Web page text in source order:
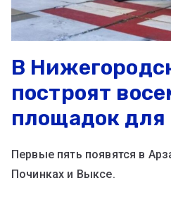
В
построят
площадок для
Первые пять появятся в
Починках и Выксе.